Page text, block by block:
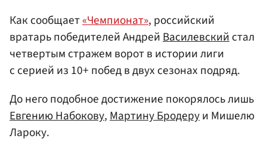
Как сообщает«Чемпионат», российский
вратарь победителей АндрейВасилевскийстал
четвертым стражем ворот в истории лиги
с серией из 10+ побед в двух сезонах подряд.
До него подобное достижение покорялось лишь
Евгению Набокову, Мартину Бродеруи Мишелю
Лароку.